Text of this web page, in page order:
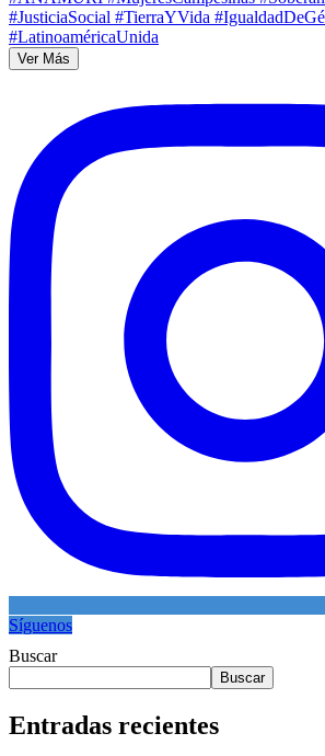
Ver Más
Síguenos
Buscar
Buscar
Entradas recientes